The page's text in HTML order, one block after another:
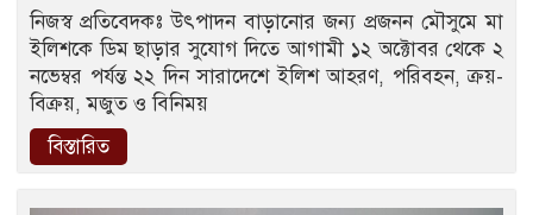
নিজস্ব প্রতিবেদকঃ উৎপাদন বাড়ানোর জন্য প্রজনন মৌসুমে মা
ইলিশকে ডিম ছাড়ার সুযোগ দিতে আগামী ১২ অক্টোবর থেকে ২
নভেম্বর পর্যন্ত ২২ দিন সারাদেশে ইলিশ আহরণ, পরিবহন, ক্রয়-
বিক্রয়, মজুত ও বিনিময়
বিস্তারিত